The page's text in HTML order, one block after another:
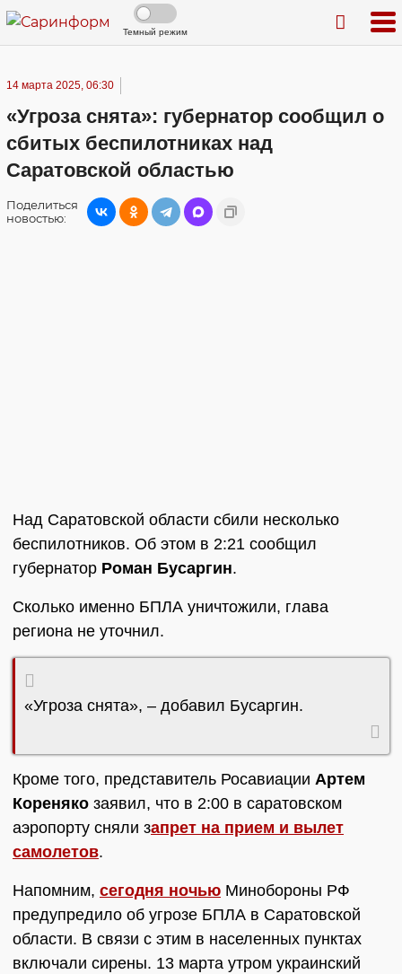
Темный режим
14 марта 2025, 06:30
«Угроза снята»: губернатор сообщил о
сбитых беспилотниках над
Саратовской областью
Поделиться
новостью:
Над Саратовской области сбили несколько
беспилотников. Об этом в 2:21 сообщил
губернатор Роман Бусаргин.
Сколько именно БПЛА уничтожили, глава
региона не уточнил.
«Угроза снята», – добавил Бусаргин.
Кроме того, представитель Росавиации Артем
Кореняко заявил, что в 2:00 в саратовском
аэропорту сняли запрет на прием и вылет
самолетов.
Напомним, сегодня ночью Минобороны РФ
предупредило об угрозе БПЛА в Саратовской
области. В связи с этим в населенных пунктах
включали сирены. 13 марта утром украинский